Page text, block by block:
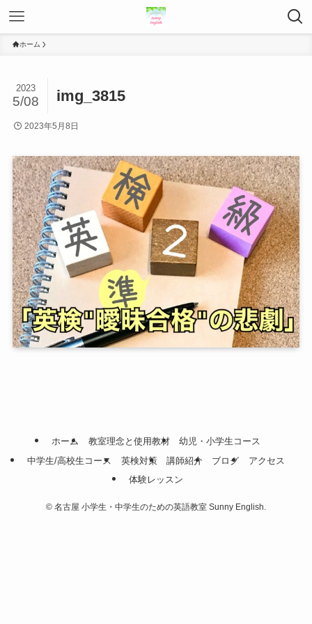
ホーム
img_3815
2023
5/08
2023年5月8日
ホーム 教室理念と使用教材
幼児・小学生コース
中学生/高校生コース
英検対策 講師紹介 ブログ
アクセス
体験レッスン
© 名古屋 小学生・中学生のための英語教室 Sunny English.